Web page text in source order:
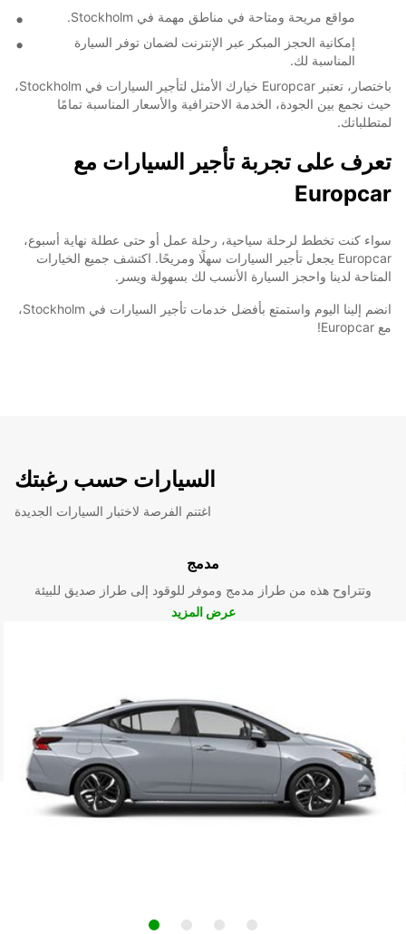
مواقع مريحة ومتاحة في مناطق مهمة في Stockholm.
إمكانية الحجز المبكر عبر الإنترنت لضمان توفر السيارة
المناسبة لك.
باختصار، تعتبر Europcar خيارك الأمثل لتأجير السيارات في Stockholm،
حيث نجمع بين الجودة، الخدمة الاحترافية والأسعار المناسبة تمامًا
لمتطلباتك.
تعرف على تجربة تأجير السيارات مع
Europcar
سواء كنت تخطط لرحلة سياحية، رحلة عمل أو حتى عطلة نهاية أسبوع،
Europcar يجعل تأجير السيارات سهلًا ومريحًا. اكتشف جميع الخيارات
المتاحة لدينا واحجز السيارة الأنسب لك بسهولة ويسر.
انضم إلينا اليوم واستمتع بأفضل خدمات تأجير السيارات في Stockholm،
مع Europcar!
السيارات حسب رغبتك
اغتنم الفرصة لاختبار السيارات الجديدة
مدمج
وتتراوح هذه من طراز مدمج وموفر للوقود إلى طراز صديق للبيئة
عرض المزيد